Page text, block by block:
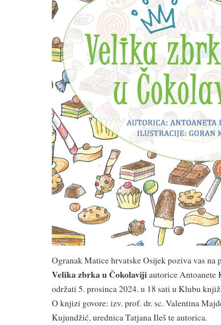
Ogranak Matice hrvatske Osijek poziva vas na
Velika zbrka u Čokolavijiautorice Antoanete
održati 5. prosinca 2024. u 18 sati u Klubu
O knjizi govore: izv. prof. dr. sc. Valentina
Kujundžić, urednica Tatjana Ileš te autorica.